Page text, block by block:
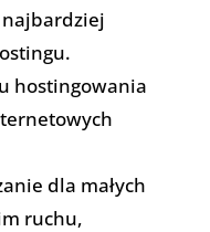
hostingowania
dla małych
ruchu,